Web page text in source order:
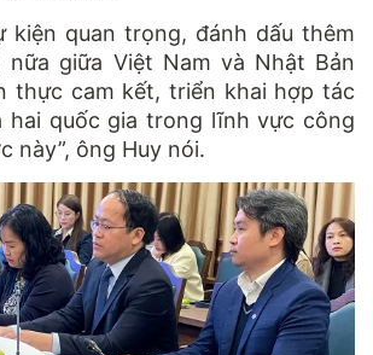
kiện quan trọng, đánh dấu thêm
giữa Việt Nam và Nhật Bản
thực cam kết, triển khai hợp tác
hai quốc gia trong lĩnh vực công
này”, ông Huy nói.